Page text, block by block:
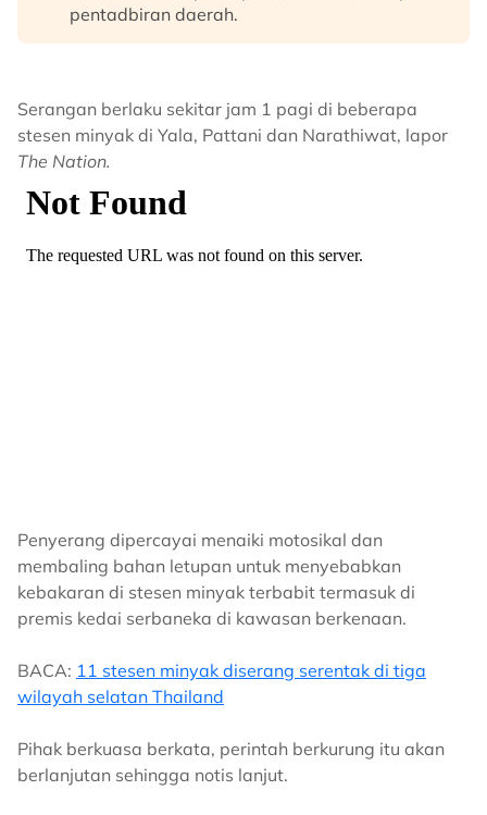
pentadbiran daerah.
Serangan berlaku sekitar jam 1 pagi di beberapa
stesen minyak di Yala, Pattani dan Narathiwat, lapor
The Nation.
Penyerang dipercayai menaiki motosikal dan
membaling bahan letupan untuk menyebabkan
kebakaran di stesen minyak terbabit termasuk di
premis kedai serbaneka di kawasan berkenaan.
BACA: 11 stesen minyak diserang serentak di tiga
wilayah selatan Thailand
Pihak berkuasa berkata, perintah berkurung itu akan
berlanjutan sehingga notis lanjut.